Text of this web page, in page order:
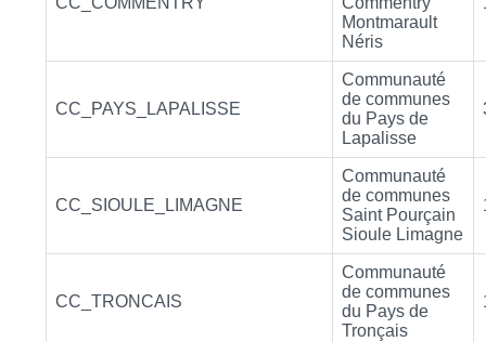
Montmarault
Néris
CC_PAYS_LAPALISSE
Communauté
de communes
du Pays de
Lapalisse
CC_SIOULE_LIMAGNE
Communauté
de communes
Saint Pourçain
Sioule Limagne
CC_TRONCAIS
Communauté
de communes
du Pays de
Tronçais